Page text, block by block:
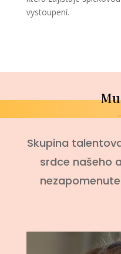
vystoupení.
Skupina
srdce našeho